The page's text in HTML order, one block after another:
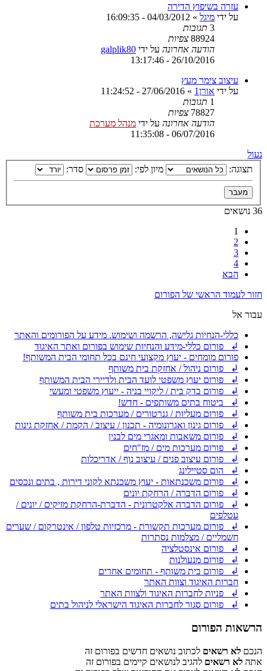
עזרה בשיפוץ הדירה
על ידי מיגל »
04/03/2012 - 16:09:35
3 תגובות
88924 צפיות
הודעה אחרונה על ידי galplik80
26/10/2016 - 13:17:46
עיצוב צימר מעץ
על ידי אורן1 »
27/06/2016 - 11:24:52
1 תגובות
78827 צפיות
הודעה אחרונה על ידי מנהל מערכת
06/07/2016 - 11:35:08
נעול
תצוגה:
מיון לפי: סדר:
36 נושאים
1
2
3
4
הבא
חזור לעמוד הראשי של הפורום
עבור אל
כללי-הנחיות גלישה, הרשמה ושימוש. מידע על הפורומים והאתר
↲ פורום כללי-מידע והנחיות שימוש בפורום ואתר האיגוד
פורום מומחים - יעוץ מקצועי חינם בכל תחומי הבית המשותף!
↲ פורום ניהול / אחזקת בית משותף
↲ פורום יעוץ משפטי לועד הבית ולדיירי הבית המשותף
↲ פורום בדק בית / ליקויי בניה - ייעוץ משפטי ומעשי
↲ ביטוח בתים משותפים - חדש!
↲ פורום מעליות / גנרטורים / מערכות בית משותף
↲ פורום גינון ואגרונומיה - תכנון / עיצוב / הקמת / אחזקת גינות
↲ פורום משאבות ומאגרי מים לבנין
↲ פורום מערכות מים / מז"חים
↲ פורום עיצוב פנים / עיצוב נוף / אדריכלות
↲ הום סטיילינג
↲ פורום משכנתאות - יעוץ משכנתא לקוני דירות , בתים ונכסים
↲ פורום הדברה / הרחקת יונים
↲ פורום הדברה אלקטרונית - הדברת-הרחקת מזיקים / יונים /
עטלפים
↲ פורום מערכות תקשורת - מרכזיות טלפון / אינטרקום / שערים
חשמליים / מצלמות נסתרות
↲ פורום אינסטלציה
↲ פורום מנעולנות
↲ פורום בית משותף - תחומים אחרים
חברות האיגוד וצוות האתר
↲ פניות לחברות האיגוד ולצוות האתר
↲ פורום סגור לחברות האיגוד הישראלי לניהול בתים
הרשאות הפורום
הנכם לא רשאים לכתוב נושאים חדשים בפורום זה
אתה לא רשאים להגיב לנושאים קיימים בפורום זה